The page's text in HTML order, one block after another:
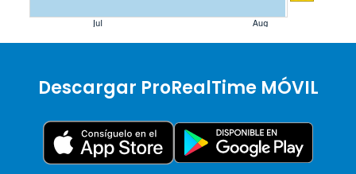
Descargar ProRealTime MÓVIL